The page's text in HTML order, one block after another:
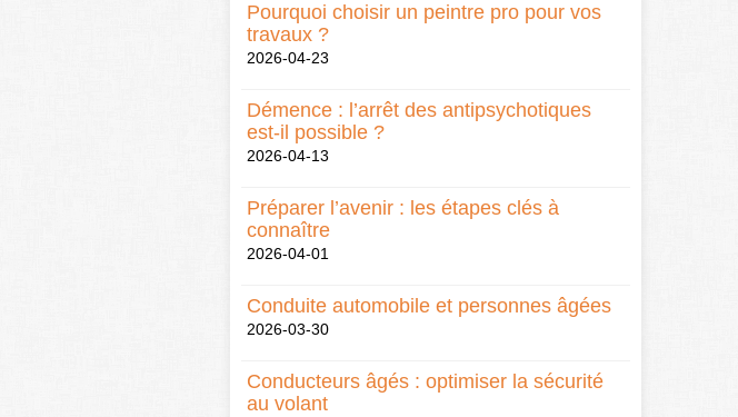
Pourquoi choisir un peintre pro pour vos
travaux ?
2026-04-23
Démence : l’arrêt des antipsychotiques
est-il possible ?
2026-04-13
Préparer l’avenir : les étapes clés à
connaître
2026-04-01
Conduite automobile et personnes âgées
2026-03-30
Conducteurs âgés : optimiser la sécurité
au volant